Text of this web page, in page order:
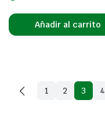
Añadir al carrito
1 2 3 4